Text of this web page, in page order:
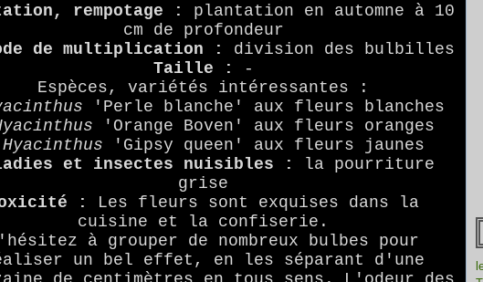
rempotage : plantation en automne à 10
cm de profondeur
de multiplication : division des bulbilles
Taille :
-
Espèces, variétés intéressantes :
'Perle blanche' aux fleurs blanches
'Orange Boven' aux fleurs oranges
Hyacinthus 'Gipsy queen' aux fleurs jaunes
et insectes nuisibles :
la pourriture
grise
: Les fleurs sont exquises dans la
cuisine et la confiserie.
à grouper de nombreux bulbes pour
un bel effet, en les séparant d'une